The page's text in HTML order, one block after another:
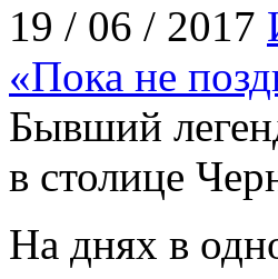
19 / 06 / 2017
«Пока не
Бывший
в столице
На днях в